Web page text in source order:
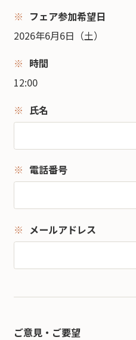
フェア参加希望日
2026年6月6日（土）
時間
12:00
氏名
電話番号
メールアドレス
ご意見・ご要望